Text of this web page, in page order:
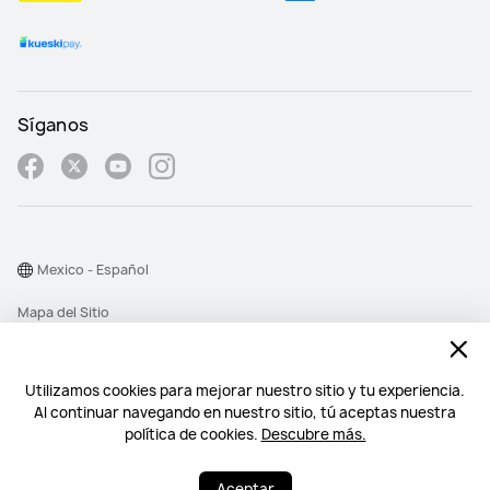
Utilizamos cookies para mejorar nuestro sitio y tu experiencia.
Al continuar navegando en nuestro sitio, tú aceptas nuestra
política de cookies. Descubre más.
Síganos
©2026 Huawei Device Co., Ltd. All rights reserved.
Mapa del Sitio
Declaración de privacidad
Mexico - Español